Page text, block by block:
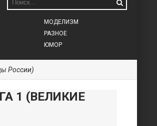
МОДЕЛИЗМ
РАЗНОЕ
ЮМОР
России)
1 (ВЕЛИКИЕ